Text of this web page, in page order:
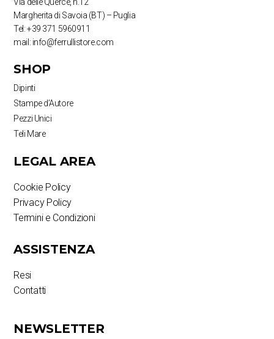
Margherita di Savoia (BT) – Puglia
Tel: +39 371 5960911
mail: info@ferrullistore.com
SHOP
Dipinti
Stampe d’Autore
Pezzi Unici
Teli Mare
LEGAL AREA
Cookie Policy
Privacy Policy
Termini e Condizioni
ASSISTENZA
Resi
Contatti
NEWSLETTER